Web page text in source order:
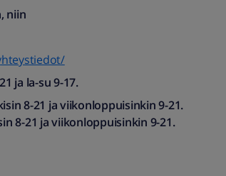
niin
ja la-su 9-17.
8-21 ja viikonloppuisinkin 9-21.
8-21 ja viikonloppuisinkin 9-21.